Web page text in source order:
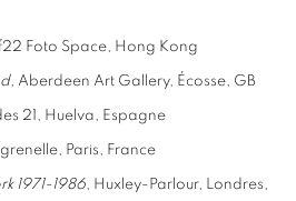
Foto Space, Hong Kong
Aberdeen Art Gallery, Écosse, GB
21, Huelva, Espagne
Paris, France
1971-1986, Huxley-Parlour, Londres,